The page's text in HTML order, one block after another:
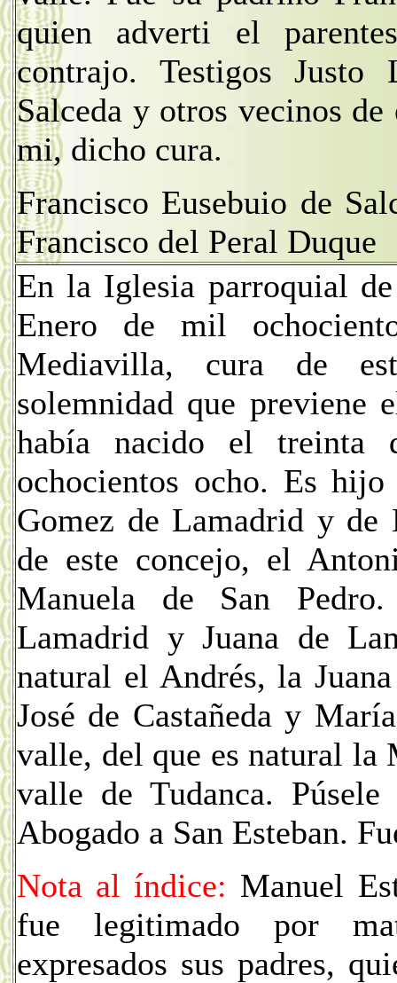
quien adverti el
contrajo. Testigos Justo
Salceda y otros vecinos
mi, dicho cura.
Francisco Eusebuio de
Francisco del Peral Duque
En la Iglesia parroquial
Enero de mil
Mediavilla, cura de
solemnidad que previene
había nacido el treinta
ochocientos ocho. Es
Gomez de Lamadrid y de
de este concejo, el
Manuela de San
Lamadrid y Juana de
natural el Andrés, la
José de Castañeda y
valle, del que es natural la
valle de Tudanca.
Abogado a San Esteban.
Nota al índice: Manuel
fue legitimado por
expresados sus padres,